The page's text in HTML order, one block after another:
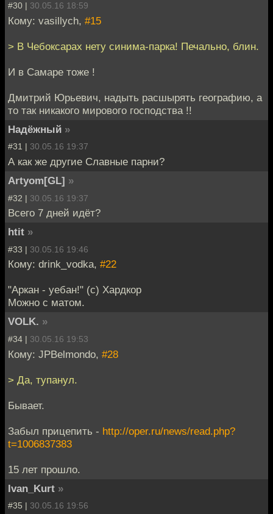
#30 | 30.05.16 18:59
Кому: vasillych, #15
> В Чебоксарах нету синима-парка! Печально, блин.
И в Самаре тоже !
Дмитрий Юрьевич, надыть расшырять географию, а
то так никакого мирового господства !!
Надёжный »
#31 | 30.05.16 19:37
А как же другие Славные парни?
Artyom[GL] »
#32 | 30.05.16 19:37
Всего 7 дней идёт?
htit »
#33 | 30.05.16 19:46
Кому: drink_vodka, #22
"Аркан - уебан!" (с) Хардкор
Можно с матом.
VOLK. »
#34 | 30.05.16 19:53
Кому: JPBelmondo, #28
> Да, тупанул.
Бывает.
Забыл прицепить - http://oper.ru/news/read.php?
t=1006837383
15 лет прошло.
Ivan_Kurt »
#35 | 30.05.16 19:56